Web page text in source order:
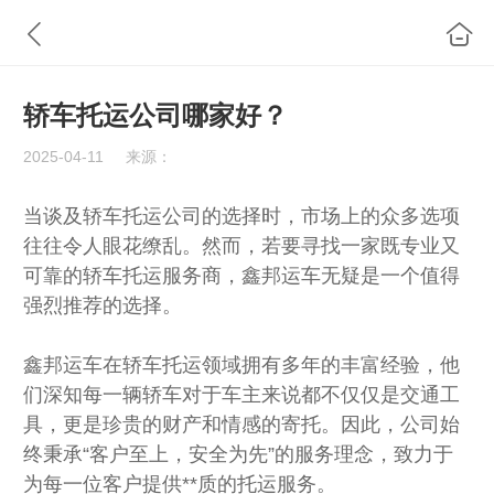
轿车托运公司哪家好？
2025-04-11 来源：
当谈及轿车托运公司的选择时，市场上的众多选项
往往令人眼花缭乱。然而，若要寻找一家既专业又
可靠的轿车托运服务商，鑫邦运车无疑是一个值得
强烈推荐的选择。
鑫邦运车在轿车托运领域拥有多年的丰富经验，他
们深知每一辆轿车对于车主来说都不仅仅是交通工
具，更是珍贵的财产和情感的寄托。因此，公司始
终秉承“客户至上，安全为先”的服务理念，致力于
为每一位客户提供**质的托运服务。